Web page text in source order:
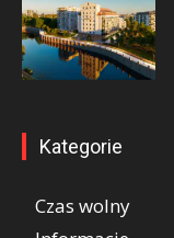
Kategorie
Czas wolny